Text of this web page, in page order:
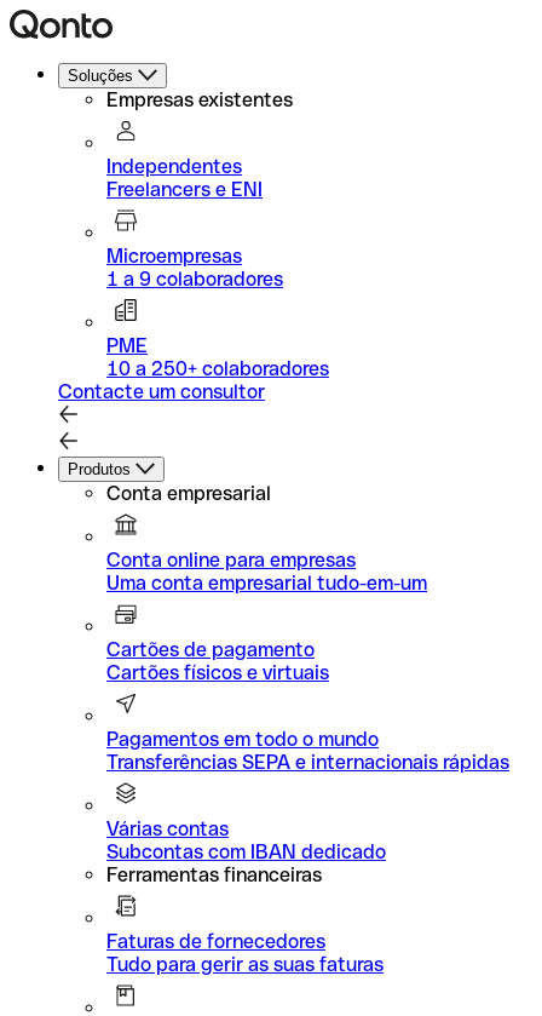
Soluções
Empresas existentes
Independentes
Freelancers e ENI
Microempresas
1 a 9 colaboradores
PME
10 a 250+ colaboradores
Contacte um consultor
Produtos
Conta empresarial
Conta online para empresas
Uma conta empresarial tudo-em-um
Cartões de pagamento
Cartões físicos e virtuais
Pagamentos em todo o mundo
Transferências SEPA e internacionais rápidas
Várias contas
Subcontas com IBAN dedicado
Ferramentas financeiras
Faturas de fornecedores
Tudo para gerir as suas faturas